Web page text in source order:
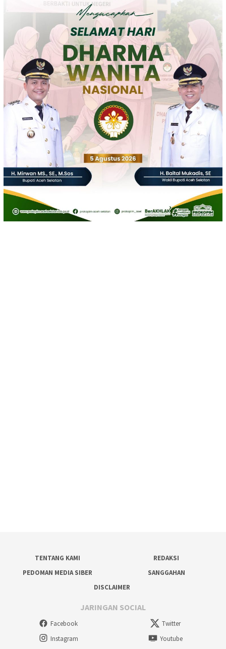
TENTANG KAMI
REDAKSI
PEDOMAN MEDIA SIBER
SANGGAHAN
DISCLAIMER
JARINGAN SOCIAL
Facebook
Twitter
Instagram
Youtube